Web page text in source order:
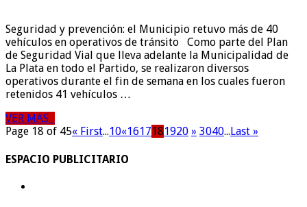
Seguridad y prevención: el Municipio retuvo más de 40
vehículos en operativos de tránsito Como parte del Plan
de Seguridad Vial que lleva adelante la Municipalidad de
La Plata en todo el Partido, se realizaron diversos
operativos durante el fin de semana en los cuales fueron
retenidos 41 vehículos …
VER MAS...
Page 18 of 45« First...10«1617181920 » 3040... Last »
ESPACIO PUBLICITARIO